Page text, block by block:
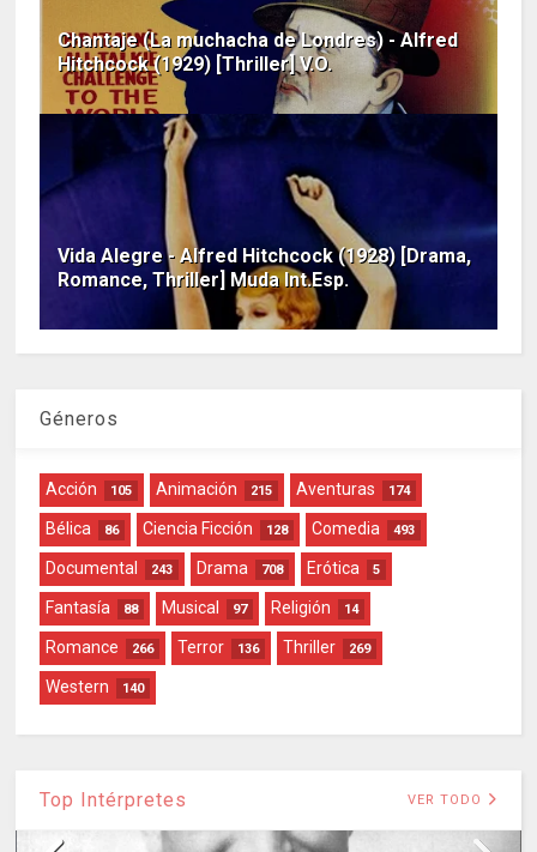
Chantaje (La muchacha de Londres) - Alfred
Hitchcock (1929) [Thriller] V.O.
Vida Alegre - Alfred Hitchcock (1928) [Drama,
Romance, Thriller] Muda Int.Esp.
Géneros
Acción 105 Animación 215 Aventuras 174
Bélica 86 Ciencia Ficción 128 Comedia 493
Documental 243 Drama 708 Erótica 5
Fantasía 88 Musical 97 Religión 14
Romance 266 Terror 136 Thriller 269
Western 140
Top Intérpretes VER TODO